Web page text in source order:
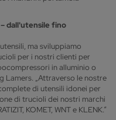
dall'utensile fino
ma sviluppiamo
per i nostri clienti per
in alluminio o
Lamers. „Attraverso le nostre
di utensili idonei per
di trucioli dei nostri marchi
KOMET, WNT e KLENK.“